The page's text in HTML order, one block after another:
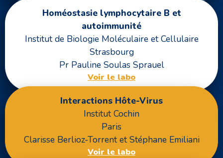
Homéostasie lymphocytaire B et
autoimmunité
Institut de Biologie Moléculaire et Cellulaire
Strasbourg
Pr Pauline Soulas Sprauel
Voir le labo
Interactions Hôte-Virus
Institut Cochin
Paris
Clarisse Berlioz-Torrent et Stéphane Emiliani
Voir le labo